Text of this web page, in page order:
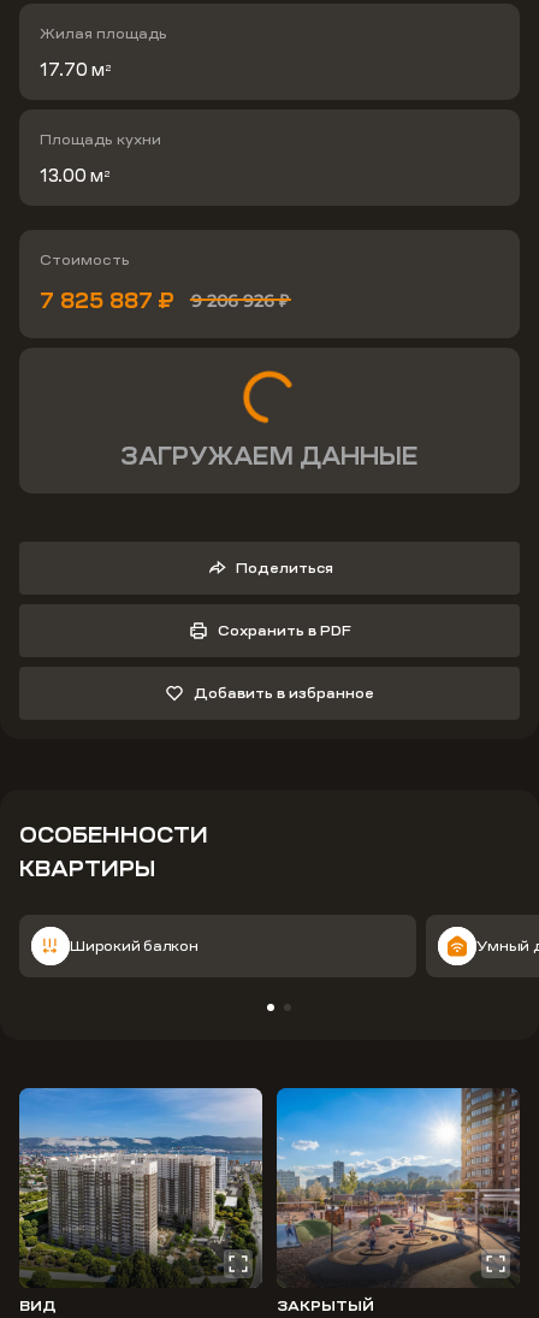
Жилая площадь
17.70 м 2
Площадь кухни
13.00 м 2
Стоимость
9 206 926 ₽
7 825 887 ₽
ЗАГРУЖАЕМ ДАННЫЕ
Поделиться
Сохранить в PDF
Добавить в избранное
ОСОБЕННОСТИ
КВАРТИРЫ
Широкий балкон Умный
ВИД
ЗАКРЫТЫЙ